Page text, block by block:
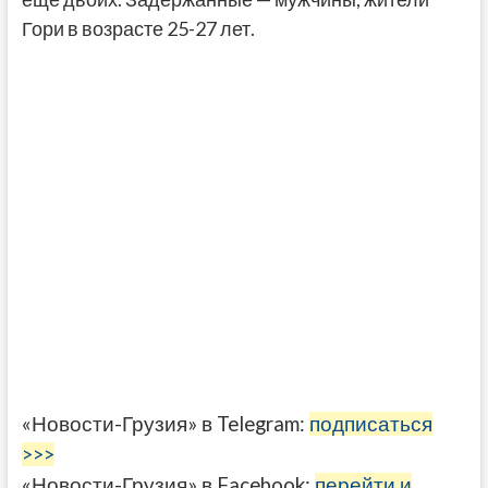
Гори в возрасте 25-27 лет.
«Новости-Грузия» в Telegram: подписаться
>>>